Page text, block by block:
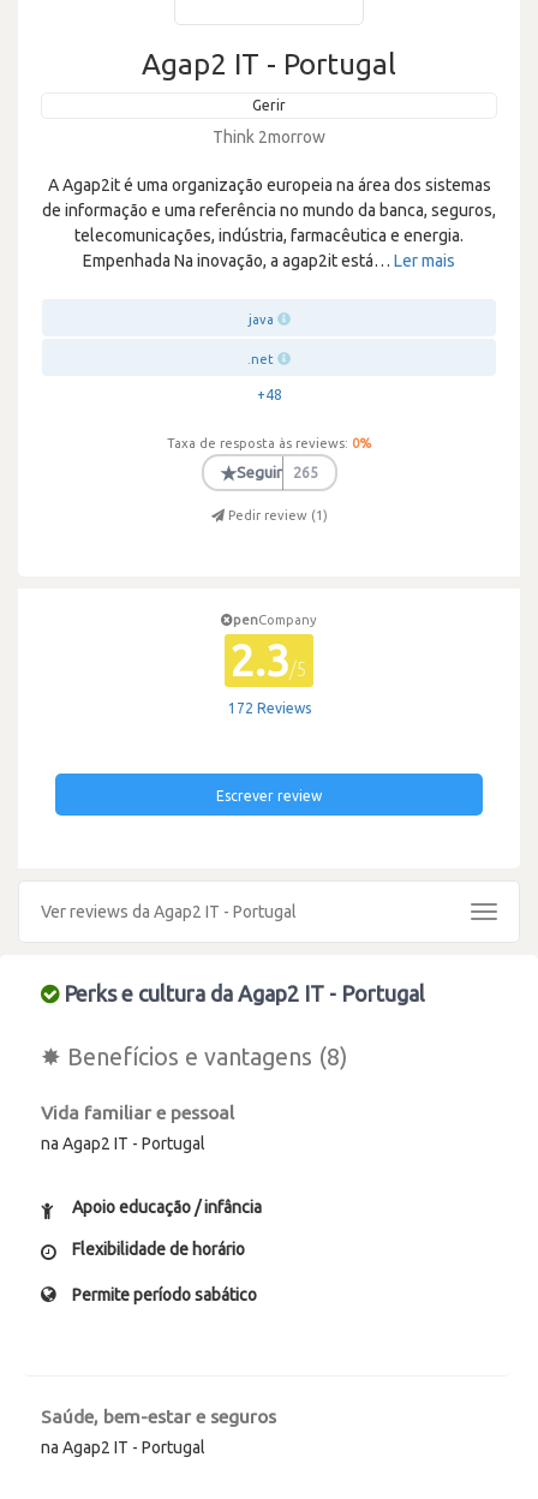
Agap2 IT - Portugal
Gerir
Think 2morrow
A Agap2it é uma organização europeia na área dos sistemas
de informação e uma referência no mundo da banca, seguros,
telecomunicações, indústria, farmacêutica e energia.
Empenhada Na inovação, a agap2it está… Ler mais
java
.net
+48
Taxa de resposta às reviews: 0%
★Seguir 265
Pedir review (1)
penCompany
2.3/5
172 Reviews
Escrever review
Ver reviews da Agap2 IT - Portugal
Toggle
Perks e cultura da Agap2 IT - Portugal
✸ Benefícios e vantagens (8)
Vida familiar e pessoal
na Agap2 IT - Portugal
Apoio educação / infância
Flexibilidade de horário
Permite período sabático
Saúde, bem-estar e seguros
na Agap2 IT - Portugal